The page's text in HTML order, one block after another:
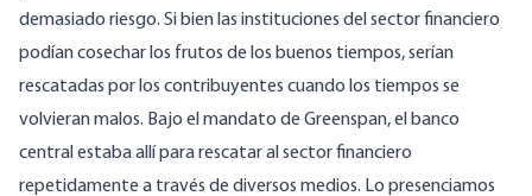
demasiado riesgo. Si bien las instituciones del sector financiero
podían cosechar los frutos de los buenos tiempos, serían
rescatadas por los contribuyentes cuando los tiempos se
volvieran malos. Bajo el mandato de Greenspan, el banco
central estaba allí para rescatar al sector financiero
repetidamente a través de diversos medios. Lo presenciamos